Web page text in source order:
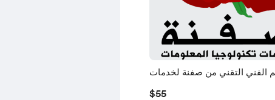
الفني التقني من صفنة لخدمات
تكنولوجيا المعلومات
$55